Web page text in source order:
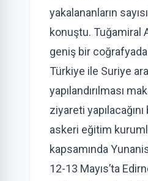
yakalananların
konuştu. Tuğamiral
geniş bir
Türkiye ile Suriye
yapılandırılması
ziyareti
askeri eğitim
kapsamında
12-13 Mayıs’ta